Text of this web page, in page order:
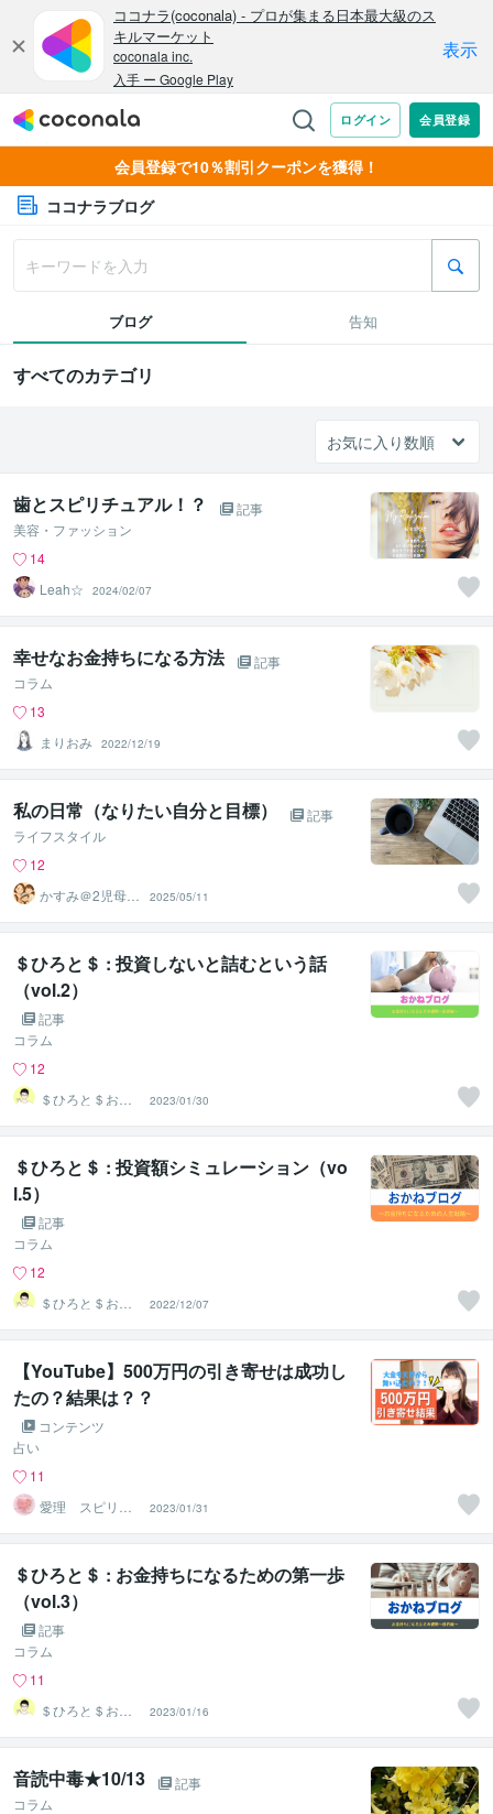
会員登録で10％割引クーポンを獲得！
ココナラブログ
ブログ 告知
すべてのカテゴリ
歯とスピリチュアル！？
記事
美容・ファッション
14
Leah☆
2024/02/07
幸せなお金持ちになる方法
記事
コラム
13
まりおみ 2022/12/19
私の日常（なりたい自分と目標）
記事
ライフスタイル
12
かすみ＠2児母の
Officeプロ
2025/05/11
＄ひろと＄ : 投資しないと詰むという話
（vol.2）
記事
コラム
12
＄ひろと＄お金
に愛されるマネ
ーサポーター
2023/01/30
＄ひろと＄ : 投資額シミュレーション（vo
l.5）
記事
コラム
12
＄ひろと＄お金
に愛されるマネ
ーサポーター
2022/12/07
【YouTube】500万円の引き寄せは成功し
たの？結果は？？
コンテンツ
占い
11
愛理 スピリチ
ュアルメッセン
ジャー
2023/01/31
＄ひろと＄ : お金持ちになるための第一歩
（vol.3）
記事
コラム
11
＄ひろと＄お金
に愛されるマネ
ーサポーター
2023/01/16
音読中毒★10/13
記事
コラム